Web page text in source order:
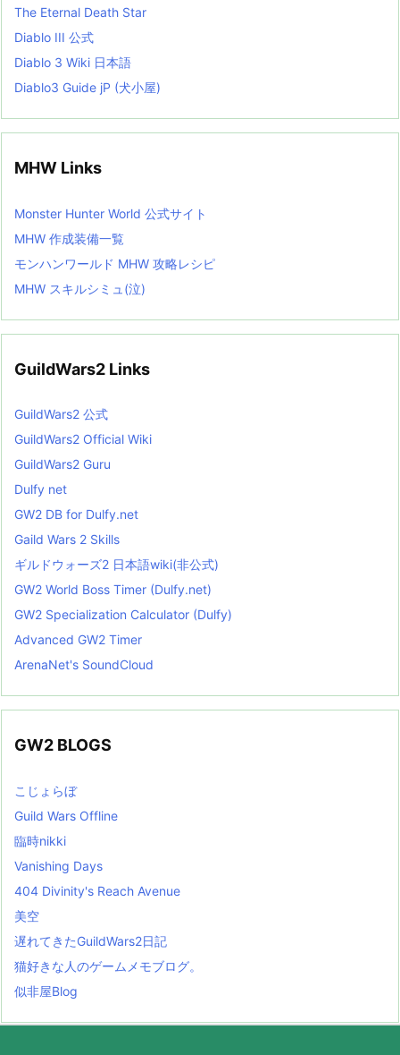
The Eternal Death Star
Diablo III 公式
Diablo 3 Wiki 日本語
Diablo3 Guide jP (犬小屋)
MHW Links
Monster Hunter World 公式サイト
MHW 作成装備一覧
モンハンワールド MHW 攻略レシピ
MHW スキルシミュ(泣)
GuildWars2 Links
GuildWars2 公式
GuildWars2 Official Wiki
GuildWars2 Guru
Dulfy net
GW2 DB for Dulfy.net
Gaild Wars 2 Skills
ギルドウォーズ2 日本語wiki(非公式)
GW2 World Boss Timer (Dulfy.net)
GW2 Specialization Calculator (Dulfy)
Advanced GW2 Timer
ArenaNet's SoundCloud
GW2 BLOGS
こじょらぼ
Guild Wars Offline
臨時nikki
Vanishing Days
404 Divinity's Reach Avenue
美空
遅れてきたGuildWars2日記
猫好きな人のゲームメモブログ。
似非屋Blog